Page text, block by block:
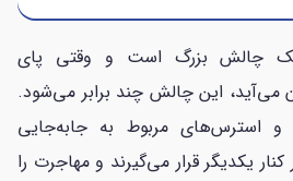
یک چالش بزرگ است و وقتی پای
می‌آید، این چالش چند برابر می‌شود.
و استرس‌های مربوط به جابه‌جایی
یکدیگر قرار می‌گیرند و مهاجرت را